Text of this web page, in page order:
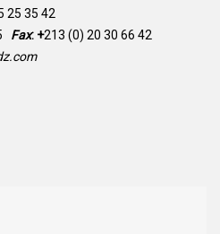
25 35 42
Fax: +213 (0) 20 30 66 42